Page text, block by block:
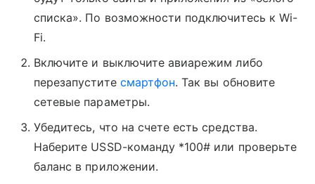
списка». По возможности подключитесь к Wi-
Fi.
Включите и выключите авиарежим либо
перезапустите смартфон. Так вы обновите
сетевые параметры.
Убедитесь, что на счете есть средства.
Наберите USSD-команду *100# или проверьте
баланс в приложении.